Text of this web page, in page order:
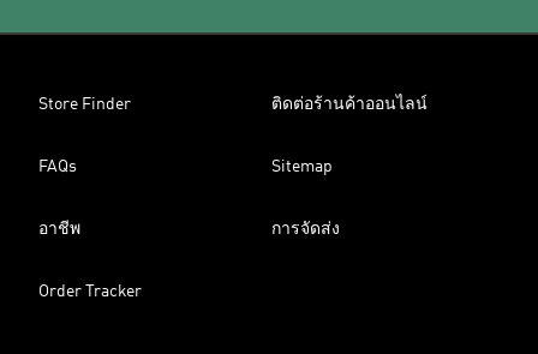
Store Finder ติดต่อร้านค้าออนไลน์
FAQs Sitemap
อาชีพ การจัดส่ง
Order Tracker